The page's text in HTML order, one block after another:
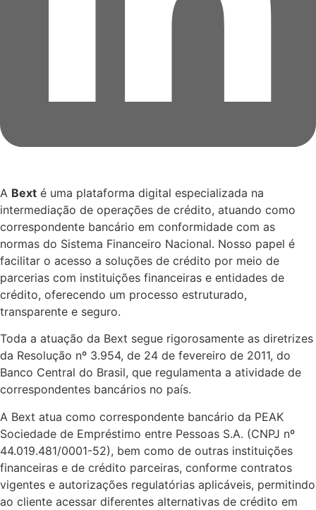
A Bext é uma plataforma digital especializada na
intermediação de operações de crédito, atuando como
correspondente bancário em conformidade com as
normas do Sistema Financeiro Nacional. Nosso papel é
facilitar o acesso a soluções de crédito por meio de
parcerias com instituições financeiras e entidades de
crédito, oferecendo um processo estruturado,
transparente e seguro.
Toda a atuação da Bext segue rigorosamente as diretrizes
da Resolução nº 3.954, de 24 de fevereiro de 2011, do
Banco Central do Brasil, que regulamenta a atividade de
correspondentes bancários no país.
A Bext atua como correspondente bancário da PEAK
Sociedade de Empréstimo entre Pessoas S.A. (CNPJ nº
44.019.481/0001-52), bem como de outras instituições
financeiras e de crédito parceiras, conforme contratos
vigentes e autorizações regulatórias aplicáveis, permitindo
ao cliente acessar diferentes alternativas de crédito em